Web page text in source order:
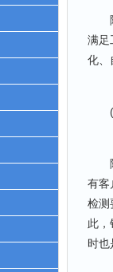
随
满足
化、
(1)
随
有客
检测
此，
时也